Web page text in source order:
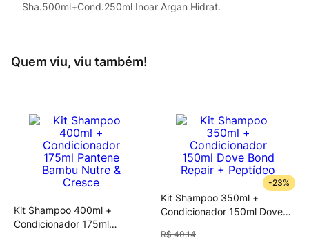
Sha.500ml+Cond.250ml Inoar Argan Hidrat.
Quem viu, viu também!
Kit Shampoo 400ml +
Condicionador 175ml
-23%
Kit Shampoo 350ml +
Condicionador 150ml Dove
R$ 40,14